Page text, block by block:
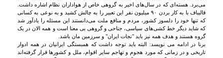
می‌برد. هسته‌ای که در سال‌های اخیر به گروهی خاص از هواداران نظام اشاره داشت.
قالیباف با به کار بردن ۹۰ میلیون نفر این تعبیر را به چالش کشید و به نوعی به کسانی
که تنها خود را دلسوز کشور، مردم و منافع ملت می‌دانستند این مسئله را یادآور شد
که شاید دیگر خط کشی‌های سیاسی، جناحی و گروهی بی معنا است و همه الان در یک
گروه هستند و هدف همه نیز باید "نجات ایران" و سرزمین مان باشد.
برنا در ادامه می نویسد: البته باید توجه داشت که همبستگی ایرانیان در همه ادوار
تاریخی و در زمانی که مورد هجوم و تهاجم سایر اقوام، ملل و کشورها قرار گرفته‌اند